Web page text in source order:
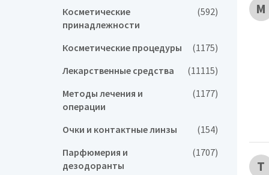
М
Т
Косметические
принадлежности
(592)
Косметические процедуры
(1175)
Лекарственные средства
(11115)
Методы лечения и
операции
(1177)
Очки и контактные линзы
(154)
Парфюмерия и
дезодоранты
(1707)